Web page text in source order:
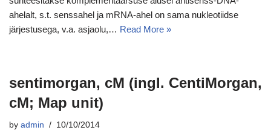
ahelalt, s.t. senssahel ja mRNA-ahel on sama nukleotiidse
järjestusega, v.a. asjaolu,… Read More »
sentimorgan, cM (ingl. CentiMorgan,
cM; Map unit)
by admin 10/10/2014